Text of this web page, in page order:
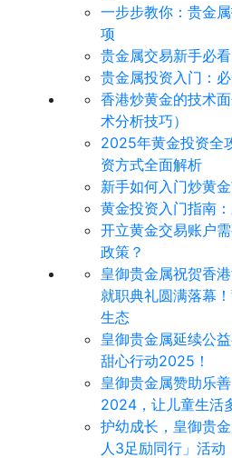
一步步教你：贵金
项
贵金属交易新手必
贵金属投资入门：
香港炒黄金的技术
术分析技巧）
2025年黄金投资全
资方式全面解析
新手如何入门炒黄
黄金投资入门指南
开立黄金交易账户
政策？
皇御贵金属祝贺香
就职典礼圆满落幕
生态
皇御贵金属延续公
甜心行动2025！
皇御贵金属赞助乐
2024，让儿童生活
护幼成长，皇御贵
人3足励同行」活动